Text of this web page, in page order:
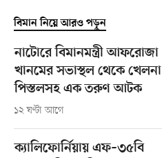
বিমান নিয়ে আরও পড়ুন
নাটোরে বিমানমন্ত্রী আফরোজা
খানমের সভাস্থল থেকে খেলনা
পিস্তলসহ এক তরুণ আটক
১২ ঘণ্টা আগে
ক্যালিফোর্নিয়ায় এফ–৩৫বি